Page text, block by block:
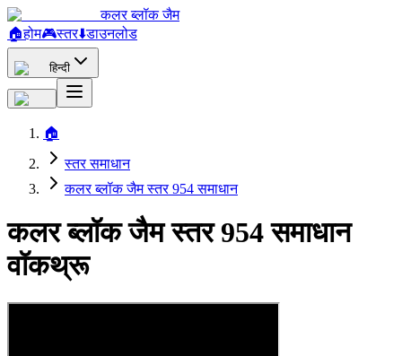
कलर ब्लॉक जैम
🏠होम🎮स्तर⬇️डाउनलोड
हिन्दी
🏠
स्तर समाधान
कलर ब्लॉक जैम स्तर 954 समाधान
कलर ब्लॉक जैम स्तर 954 समाधान
वॉकथ्रू